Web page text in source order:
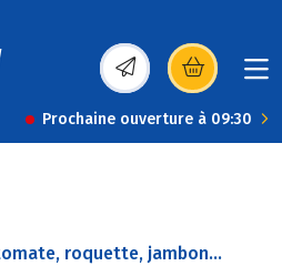
(s’ouvre dans une
Prochaine ouverture à 09:30
roquette, jambon...